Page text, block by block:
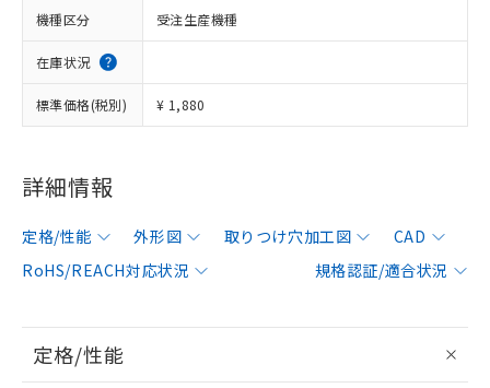
機種区分 受注生産機種
在庫状況
標準価格(税別) ¥ 1,880
詳細情報
定格/性能 外形図 取りつけ穴加工図
CAD
RoHS/REACH対応状況
規格認証/適合状況
定格/性能